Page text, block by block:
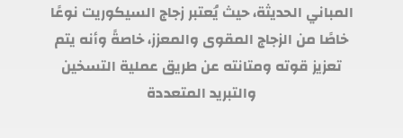
المباني الحديثة، حيث يُعتبر زجاج السيكوريت نوعًا
خاصًا من الزجاج المقوى والمعزز، خاصةً وأنه يتم
تعزيز قوته ومتانته عن طريق عملية التسخين
والتبريد المتعددة